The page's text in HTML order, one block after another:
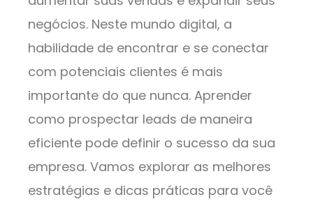
negócios. Neste mundo digital, a
habilidade de encontrar e se conectar
com potenciais clientes é mais
importante do que nunca. Aprender
como prospectar leads de maneira
eficiente pode definir o sucesso da sua
empresa. Vamos explorar as melhores
estratégias e dicas práticas para você